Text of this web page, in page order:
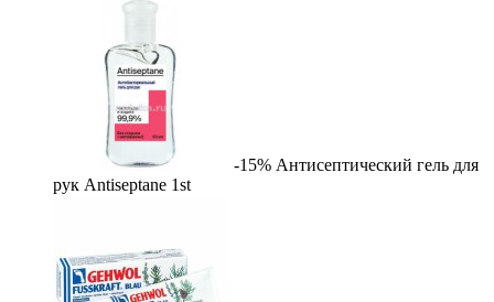
-15% Антисептический гель для
рук Antiseptane 1st